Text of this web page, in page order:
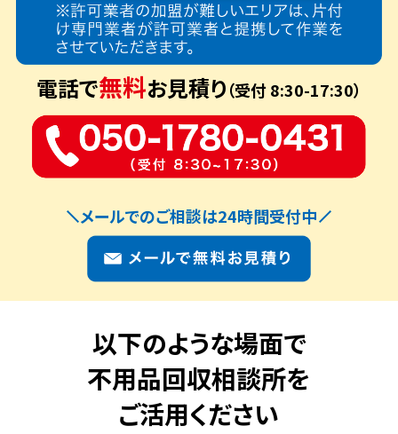
電話で無料お見積り（受付 8:30-17:30）
メールでのご相談は24時間受付中
以下のような場面で
不用品回収相談所を
ご活用ください